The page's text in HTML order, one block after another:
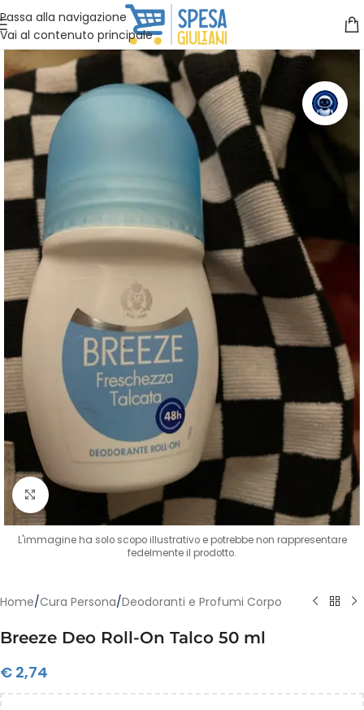
Passa alla navigazione
Vai al contenuto principale
Vuoi assistenza?Clicca qui e ti richiamiamo noi
Clicca per ingrandire
L'immagine ha solo scopo illustrativo e potrebbe non rappresentare
fedelmente il prodotto.
Home/Cura Persona/Deodoranti e Profumi Corpo
Breeze Deo Roll-On Talco 50 ml
€ 2,74